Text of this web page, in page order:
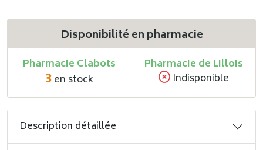
Disponibilité en pharmacie
Pharmacie Clabots
3en stock
Pharmacie de Lillois
Indisponible
Description détaillée